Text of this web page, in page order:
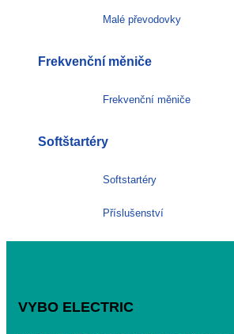
Malé převodovky
Frekvenční měniče
Frekvenční měniče
Softštartéry
Softstartéry
Příslušenství
VYBO ELECTRIC